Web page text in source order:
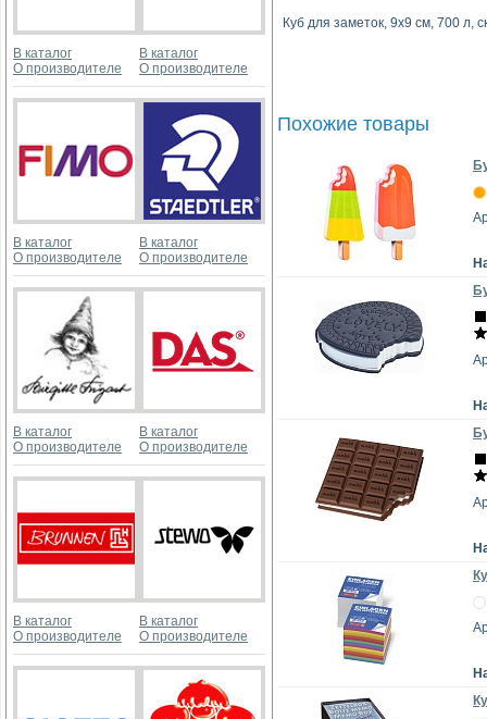
В каталог
О производителе
В каталог
О производителе
В каталог
О производителе
В каталог
О производителе
В каталог
О производителе
В каталог
О производителе
В каталог
О производителе
В каталог
О производителе
Куб для заметок, 9х9 см, 700 л,
Похожие товары